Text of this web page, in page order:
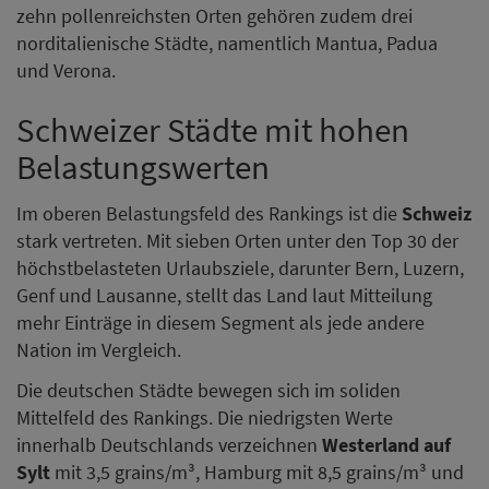
zehn pollenreichsten Orten gehören zudem drei
norditalienische Städte, namentlich Mantua, Padua
und Verona.
Schweizer Städte mit hohen
Belastungswerten
Im oberen Belastungsfeld des Rankings ist die Schweiz
stark vertreten. Mit sieben Orten unter den Top 30 der
höchstbelasteten Urlaubsziele, darunter Bern, Luzern,
Genf und Lausanne, stellt das Land laut Mitteilung
mehr Einträge in diesem Segment als jede andere
Nation im Vergleich.
Die deutschen Städte bewegen sich im soliden
Mittelfeld des Rankings. Die niedrigsten Werte
innerhalb Deutschlands verzeichnen Westerland auf
Sylt mit 3,5 grains/m³, Hamburg mit 8,5 grains/m³ und